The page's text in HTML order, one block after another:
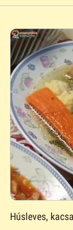
Húsleves,